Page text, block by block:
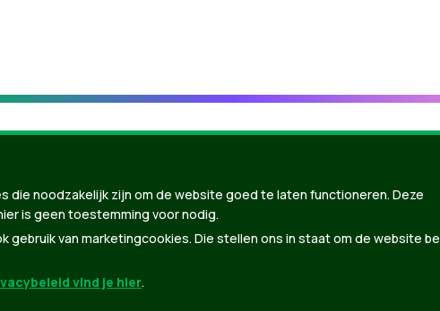
| Gebouwd door
die noodzakelijk zijn om de website goed te laten functioneren. Deze
is geen toestemming voor nodig.
gebruik van marketingcookies. Die stellen ons in staat om de website
vind je hier.